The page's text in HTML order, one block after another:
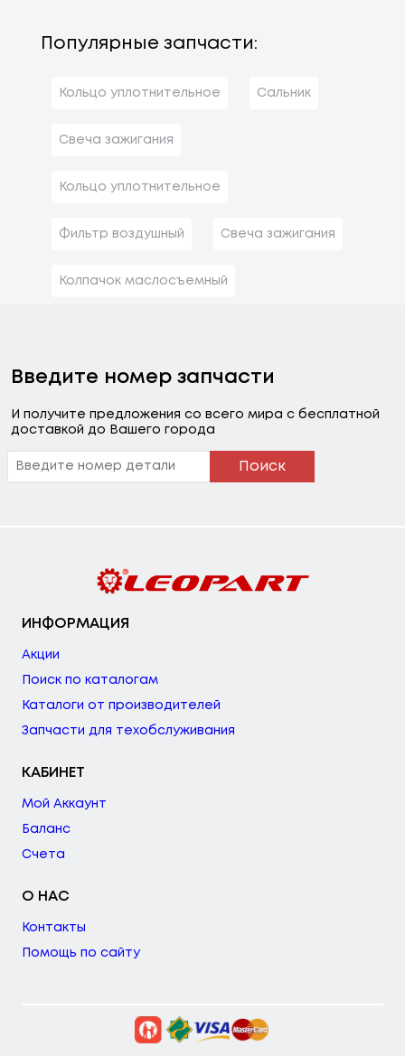
Популярные запчасти:
Кольцо уплотнительное Сальник
Свеча зажигания
Кольцо уплотнительное
Фильтр воздушный Свеча зажигания
Колпачок маслосъемный
Введите номер запчасти
И получите предложения со всего мира с бесплатной
доставкой до Вашего города
Поиск
ИНФОРМАЦИЯ
Акции
Поиск по каталогам
Каталоги от производителей
Запчасти для техобслуживания
КАБИНЕТ
Мой Аккаунт
Баланс
Счета
О НАС
Контакты
Помощь по сайту